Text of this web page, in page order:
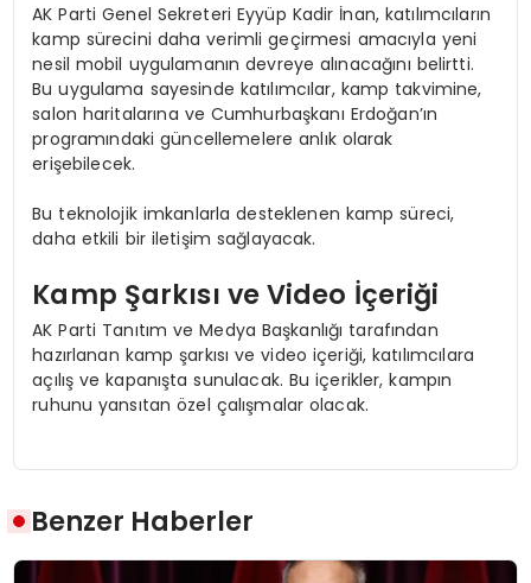
AK Parti Genel Sekreteri Eyyüp Kadir İnan, katılımcıların
kamp sürecini daha verimli geçirmesi amacıyla yeni
nesil mobil uygulamanın devreye alınacağını belirtti.
Bu uygulama sayesinde katılımcılar, kamp takvimine,
salon haritalarına ve Cumhurbaşkanı Erdoğan’ın
programındaki güncellemelere anlık olarak
erişebilecek.
Bu teknolojik imkanlarla desteklenen kamp süreci,
daha etkili bir iletişim sağlayacak.
Kamp Şarkısı ve Video İçeriği
AK Parti Tanıtım ve Medya Başkanlığı tarafından
hazırlanan kamp şarkısı ve video içeriği, katılımcılara
açılış ve kapanışta sunulacak. Bu içerikler, kampın
ruhunu yansıtan özel çalışmalar olacak.
Benzer Haberler